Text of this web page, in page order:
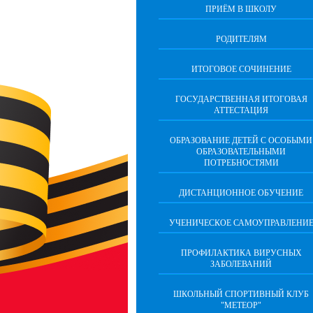
ПРИЁМ В ШКОЛУ
РОДИТЕЛЯМ
ИТОГОВОЕ СОЧИНЕНИЕ
ГОСУДАРСТВЕННАЯ ИТОГОВАЯ
АТТЕСТАЦИЯ
ОБРАЗОВАНИЕ ДЕТЕЙ С ОСОБЫМИ
ОБРАЗОВАТЕЛЬНЫМИ
ПОТРЕБНОСТЯМИ
ДИСТАНЦИОННОЕ ОБУЧЕНИЕ
УЧЕНИЧЕСКОЕ САМОУПРАВЛЕНИЕ
ПРОФИЛАКТИКА ВИРУСНЫХ
ЗАБОЛЕВАНИЙ
ШКОЛЬНЫЙ СПОРТИВНЫЙ КЛУБ
"МЕТЕОР"